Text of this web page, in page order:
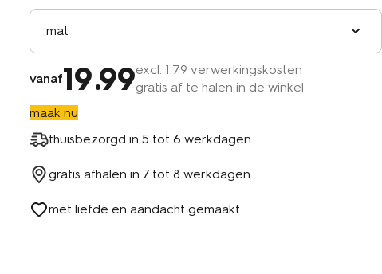
mat
vanaf19.99excl. 1.79 verwerkingskosten
gratis af te halen in de winkel
maak nu
thuisbezorgd in 5 tot 6 werkdagen
gratis afhalen in 7 tot 8 werkdagen
met liefde en aandacht gemaakt